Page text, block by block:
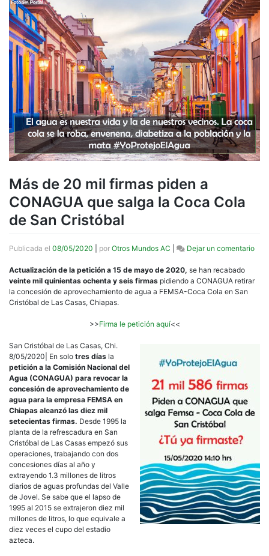
Más de 20 mil firmas piden a
CONAGUA que salga la Coca Cola
de San Cristóbal
Publicada el 08/05/2020 por Otros Mundos AC Dejar un comentarioen
20
Cola
San
Actualización de la petición a 15 de mayo de 2020, se han recabado
veinte mil quinientas ochenta y seis firmas pidiendo a CONAGUA retirar
la concesión de aprovechamiento de agua a FEMSA-Coca Cola en San
Cristóbal de Las Casas, Chiapas.
>>Firma le petición aquí<<
San Cristóbal de Las Casas, Chi.
8/05/2020| En solo tres días la
petición a la Comisión Nacional del
Agua (CONAGUA) para revocar la
concesión de aprovechamiento de
agua para la empresa FEMSA en
Chiapas alcanzó las diez mil
setecientas firmas. Desde 1995 la
planta de la refrescadura en San
Cristóbal de Las Casas empezó sus
operaciones, trabajando con dos
concesiones días al año y
extrayendo 1.3 millones de litros
diarios de aguas profundas del Valle
de Jovel. Se sabe que el lapso de
1995 al 2015 se extrajeron diez mil
millones de litros, lo que equivale a
diez veces el cupo del estadio
azteca.